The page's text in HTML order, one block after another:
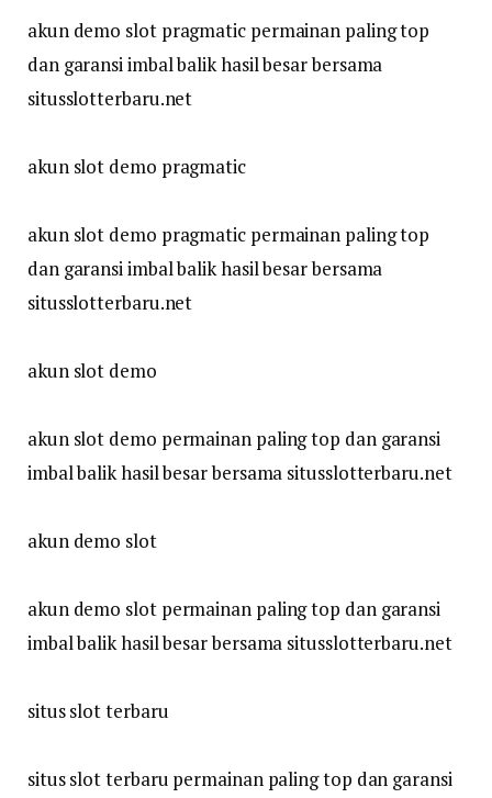
akun demo slot pragmatic permainan paling top
dan garansi imbal balik hasil besar bersama
situsslotterbaru.net
akun slot demo pragmatic
akun slot demo pragmatic permainan paling top
dan garansi imbal balik hasil besar bersama
situsslotterbaru.net
akun slot demo
akun slot demo permainan paling top dan garansi
imbal balik hasil besar bersama situsslotterbaru.net
akun demo slot
akun demo slot permainan paling top dan garansi
imbal balik hasil besar bersama situsslotterbaru.net
situs slot terbaru
situs slot terbaru permainan paling top dan garansi